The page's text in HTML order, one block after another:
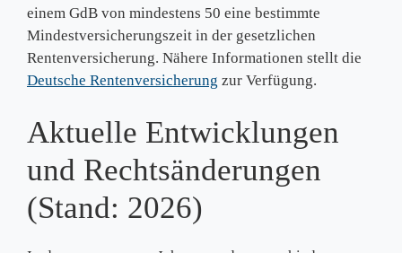
einem GdB von mindestens 50 eine bestimmte
Mindestversicherungszeit in der gesetzlichen
Rentenversicherung. Nähere Informationen stellt die
Deutsche Rentenversicherung zur Verfügung.
Aktuelle Entwicklungen
und Rechtsänderungen
(Stand: 2026)